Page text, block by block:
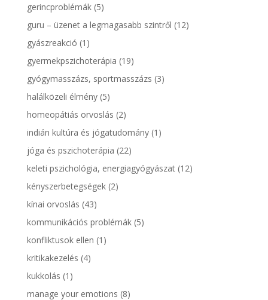
gerincproblémák(5)
guru – üzenet a legmagasabb szintről (12)
gyászreakció (1)
gyermekpszichoterápia (19)
gyógymasszázs, sportmasszázs (3)
halálközeli élmény(5)
homeopátiás orvoslás (2)
indián kultúra és jógatudomány(1)
jóga és pszichoterápia (22)
keleti pszichológia, energiagyógyászat(12)
kényszerbetegségek(2)
kínai orvoslás (43)
kommunikációs problémák(5)
konfliktusok ellen (1)
kritikakezelés (4)
kukkolás (1)
manage your emotions (8)